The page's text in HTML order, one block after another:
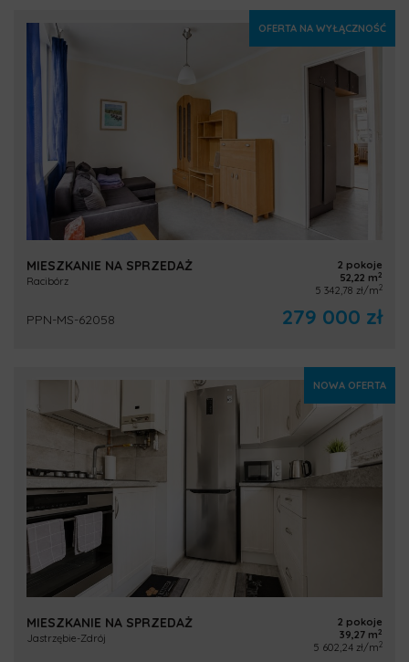
OFERTA NA WYŁĄCZNOŚĆ
MIESZKANIE NA SPRZEDAŻ
Racibórz
2 pokoje
52,22 m2
5 342,78 zł/m2
PPN-MS-62058 279 000 zł
NOWA OFERTA
MIESZKANIE NA SPRZEDAŻ
Jastrzębie-Zdrój
2 pokoje
39,27 m2
5 602,24 zł/m 2